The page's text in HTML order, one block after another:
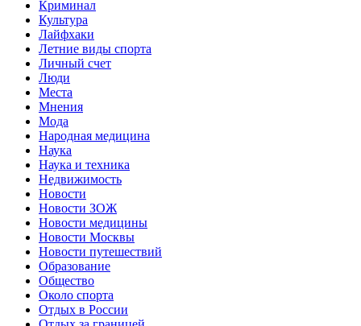
Криминал
Культура
Лайфхаки
Летние виды спорта
Личный счет
Люди
Места
Мнения
Мода
Народная медицина
Наука
Наука и техника
Недвижимость
Новости
Новости ЗОЖ
Новости медицины
Новости Москвы
Новости путешествий
Образование
Общество
Около спорта
Отдых в России